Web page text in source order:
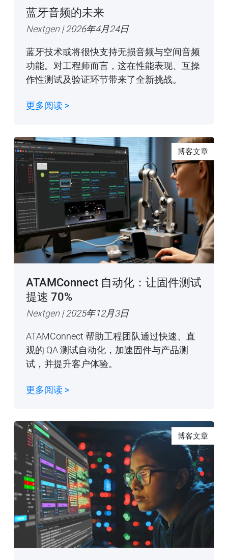
蓝牙音频的未来
Nextgen| 2026年4月24日
蓝牙技术或将很快支持无损音频与空间音频
功能。对工程师而言，这在性能表现、互操
作性测试及验证环节带来了全新挑战。
更多阅读 >
博客文章
ATAMConnect 自动化：让固件测试
提速 70%
Nextgen| 2025年12月3日
ATAMConnect 帮助工程团队通过快速、直
观的 QA 测试自动化，加速固件与产品测
试，并提升客户体验。
更多阅读 >
博客文章